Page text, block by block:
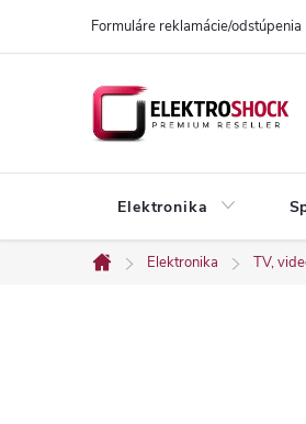
Formuláre reklamácie/odstúpenia
Elektronika
Domov
Elektronika TV,